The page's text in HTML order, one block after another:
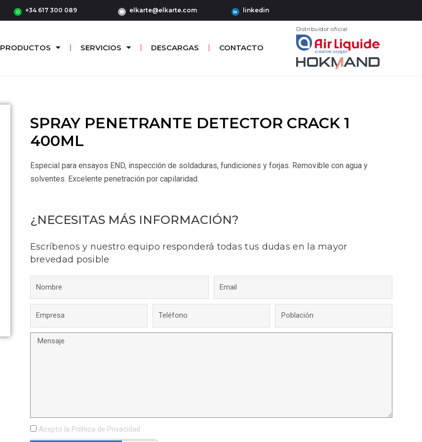
+34 617 300 089 elkarte@elkarte.com linkedin
PRODUCTOS SERVICIOS DESCARGAS CONTACTO
Distribuidor oficial
SPRAY PENETRANTE DETECTOR CRACK 1
400ML
Especial para ensayos END, inspección de soldaduras, fundiciones y forjas. Removible con agua y
solventes. Excelente penetración por capilaridad.
¿NECESITAS MÁS INFORMACIÓN?
Escríbenos y nuestro equipo responderá todas tus dudas en la mayor
brevedad posible
Acepto la Política de Privacidad